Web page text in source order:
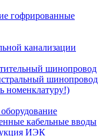
гофрированные
канализации
шинопровод
шинопровод
номенклатуру!)
кабельные вводы
ИЭК